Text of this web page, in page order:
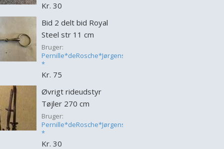
Kr. 30
Bid 2 delt bid Royal
Steel str 11 cm
Bruger:
Pernille*deRosche*Jørgensen
*
Kr. 75
Øvrigt rideudstyr
Tøjler 270 cm
Bruger:
Pernille*deRosche*Jørgensen
*
Kr. 30